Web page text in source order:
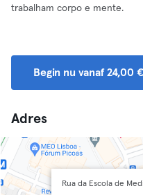
trabalham corpo e mente.
Begin nu vanaf 24,00 €
Adres
Rua da Escola de